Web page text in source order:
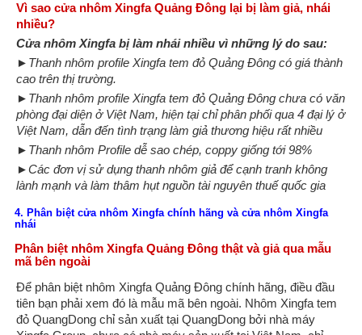
Vì sao cửa nhôm Xingfa Quảng Đông lại bị làm giả, nhái
nhiều?
Cửa nhôm Xingfa bị làm nhái nhiều vì những lý do sau:
►Thanh nhôm profile Xingfa tem đỏ Quảng Đông có giá thành
cao trên thị trường.
►Thanh nhôm profile Xingfa tem đỏ Quảng Đông chưa có văn
phòng đại diện ở Việt Nam, hiện tại chỉ phân phối qua 4 đại lý ở
Việt Nam, dẫn đến tình trạng làm giả thương hiệu rất nhiều
►Thanh nhôm Profile dễ sao chép, coppy giống tới 98%
►Các đơn vị sử dụng thanh nhôm giả để cạnh tranh không
lành mạnh và làm thâm hụt nguồn tài nguyên thuế quốc gia
4. Phân biệt cửa nhôm Xingfa chính hãng và cửa nhôm Xingfa
nhái
Phân biệt nhôm Xingfa Quảng Đông thật và giả qua mẫu
mã bên ngoài
Để phân biệt nhôm Xingfa Quảng Đông chính hãng, điều đầu
tiên bạn phải xem đó là mẫu mã bên ngoài. Nhôm Xingfa tem
đỏ QuangDong chỉ sản xuất tại QuangDong bởi nhà máy